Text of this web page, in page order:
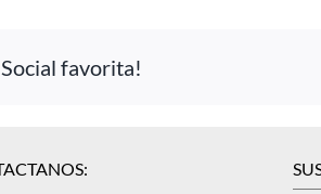
favorita!